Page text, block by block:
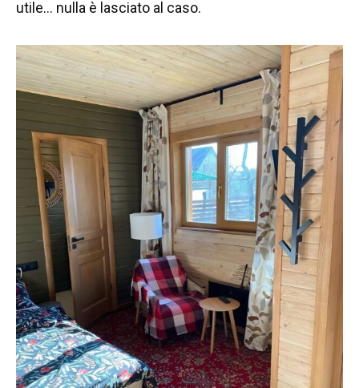
utile… nulla è lasciato al caso.